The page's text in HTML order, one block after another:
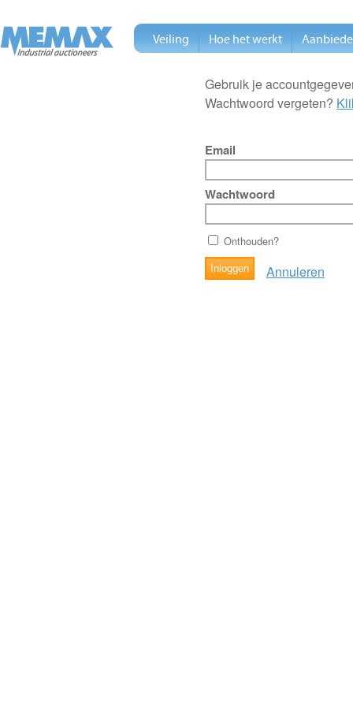
Gebruik je
Wachtwoord vergeten?
Email
Wachtwoord
Onthouden?
Annuleren
Veiling Hoe het werkt